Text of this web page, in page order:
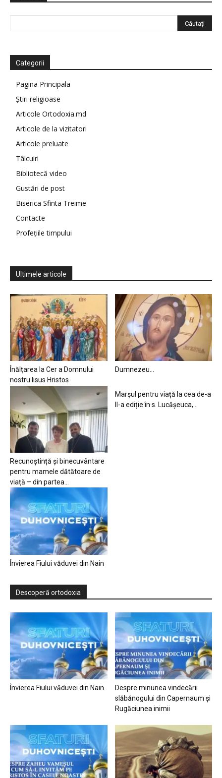
Categorii
Pagina Principala
Știri religioase
Articole Ortodoxia.md
Articole de la vizitatori
Articole preluate
Tâlcuiri
Bibliotecă video
Gustări de post
Biserica Sfinta Treime
Contacte
Profețiile timpului
Ultimele articole
Înălțarea la Cer a Domnului
nostru Iisus Hristos
Dumnezeu…
Recunoștință și binecuvântare
pentru mamele dătătoare de
viață – din partea...
Marșul pentru viață la cea de-a
II-a ediție în s. Lucășeuca,...
Învierea Fiului văduvei din Nain
Descoperă ortodoxia
Învierea Fiului văduvei din Nain
Despre minunea vindecării
slăbănogului din Capernaum și
Rugăciunea inimii